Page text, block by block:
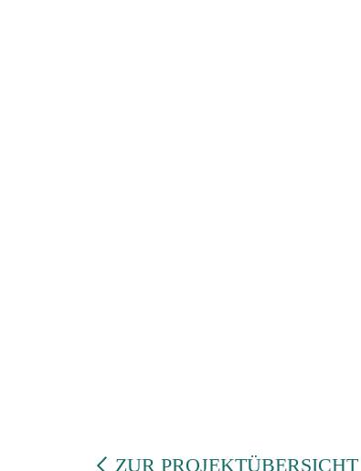
ZUR PROJEKTÜBERSICHT